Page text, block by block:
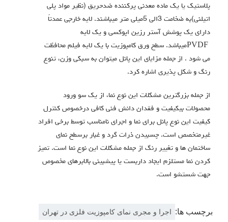
پلاستیک یا یک ماده معدنی پرکننده ضدحریق (نظیر مواد پلی
اتیلنی)به ضخامت 3الی 5میلی متر میباشند. لایه خارجی عمدتاً
داراي یک پوشش آستر رزین اپوکسی و یک لایه
PVDFمیباشد. سطح ورق کامپوزیت با یک لایه فیلم محافظت
می شود . از جمله مزایاي این پانل میتوان به سبکی وزن، تنوع
رنگ و شکل پذیري اشاره کرد.
از جمله بزرگترین مشکلات این نوع نما، از یک سو ورود
محصولات بیکیفیت و فقدان دانش فنی کافی درخصوص کنترل
کیفیت این نوع پانل براي نما و اجراي نامناسب توسط برخی افراد
غیرمتخصص است. چسبیدن ذرات گرد و غبار برسطح نمای
ساختمان ها و تغییر رنگ از جمله مشکلات این نوع نما است. تمیز
کردن نما مستلزم ایجاد داربست یا پیشبینی بالابرهاي مخصوص
جهت شستشو است.
برچسب ها: اجرا و مجری نمای کامپوزیت فلزی در تهران